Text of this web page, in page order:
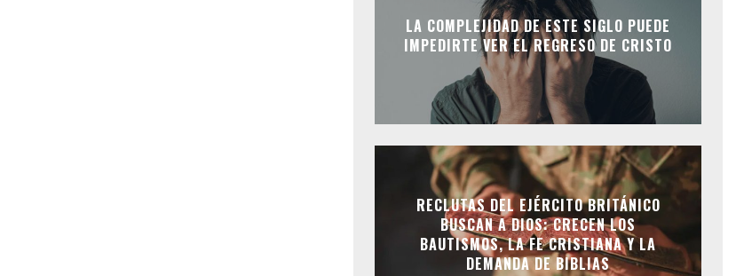
LA COMPLEJIDAD DE ESTE SIGLO PUEDE
IMPEDIRTE VER EL REGRESO DE CRISTO
RECLUTAS DEL EJÉRCITO BRITÁNICO
BUSCAN A DIOS: CRECEN LOS
BAUTISMOS, LA FE CRISTIANA Y LA
DEMANDA DE BIBLIAS